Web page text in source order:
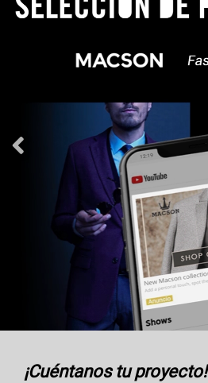
¡Cuéntanos tu proyecto!